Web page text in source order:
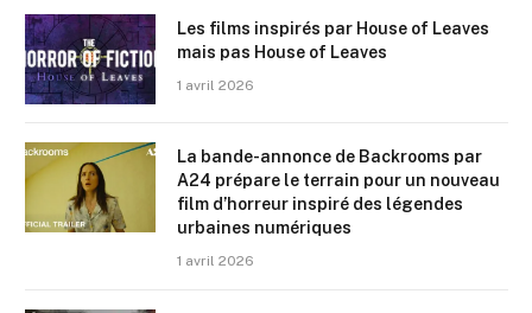
Les films inspirés par House of Leaves
mais pas House of Leaves
1 avril 2026
La bande-annonce de Backrooms par
A24 prépare le terrain pour un nouveau
film d’horreur inspiré des légendes
urbaines numériques
1 avril 2026